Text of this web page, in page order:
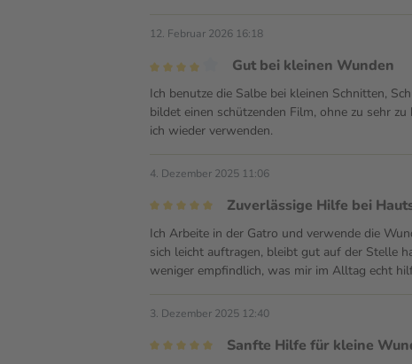
12. Februar 2026 16:18
Gut bei kleinen Wunden
Ich benutze die Salbe bei kleinen Schnitten,
bildet einen schützenden Film, ohne zu sehr
ich wieder verwenden.
4. Dezember 2025 11:06
Zuverlässige Hilfe bei
Ich Arbeite in der Gatro und verwende die
sich leicht auftragen, bleibt gut auf der Stelle
weniger empfindlich, was mir im Alltag echt
3. Dezember 2025 12:40
Sanfte Hilfe für kleine